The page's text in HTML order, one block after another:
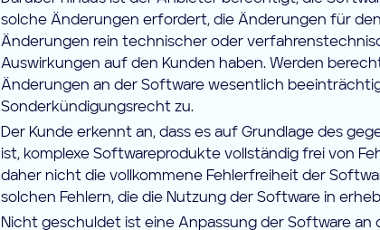
solche Änderungen erfordert, die Änderungen für
Änderungen rein technischer oder
Auswirkungen auf den Kunden haben. Werden
Änderungen an der Software wesentlich
Sonderkündigungsrecht zu.
Der Kunde erkennt an, dass es auf Grundlage des
ist, komplexe Softwareprodukte vollständig frei von
daher nicht die vollkommene Fehlerfreiheit der
solchen Fehlern, die die Nutzung der Software in
Nicht geschuldet ist eine Anpassung der Software an